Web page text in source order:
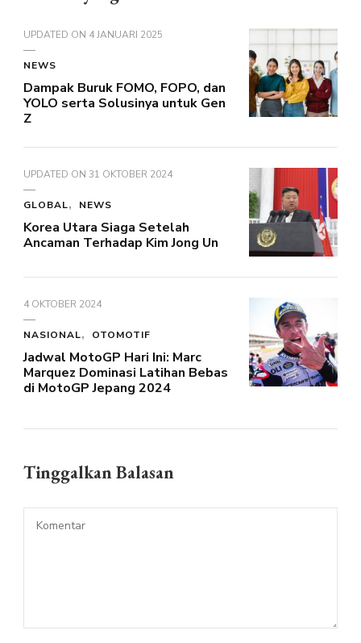
UPDATED ON 4 JANUARI 2025
NEWS
Dampak Buruk FOMO, FOPO, dan
YOLO serta Solusinya untuk Gen
Z
UPDATED ON 31 OKTOBER 2024
GLOBAL NEWS
Korea Utara Siaga Setelah
Ancaman Terhadap Kim Jong Un
4 OKTOBER 2024
NASIONAL OTOMOTIF
Jadwal MotoGP Hari Ini: Marc
Marquez Dominasi Latihan Bebas
di MotoGP Jepang 2024
Tinggalkan Balasan